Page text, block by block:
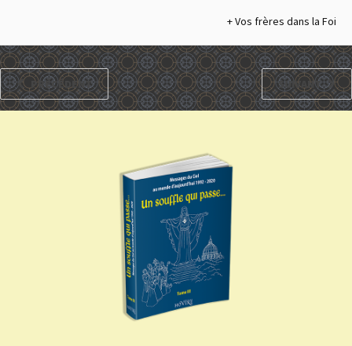
+ Vos frères dans la Foi
PRÉCÉDENT SUIVANT